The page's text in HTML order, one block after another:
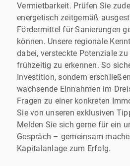
Vermietbarkeit. Prüfen Sie
energetisch zeitgemäß
Fördermittel für Sanierungen
können. Unsere regionale
dabei, versteckte Potenziale
frühzeitig zu erkennen. So
Investition, sondern
wachsende Einnahmen im
Fragen zu einer konkreten
Sie von unseren exklusiven
Melden Sie sich gerne für ein
Gespräch – gemeinsam
Kapitalanlage zum Erfolg.